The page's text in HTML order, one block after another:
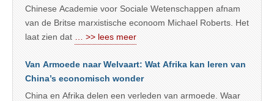
Chinese Academie voor Sociale Wetenschappen afnam
van de Britse marxistische econoom Michael Roberts. Het
laat zien dat
… >> lees meer
Van Armoede naar Welvaart: Wat Afrika kan leren van
China’s economisch wonder
China en Afrika delen een verleden van armoede. Waar